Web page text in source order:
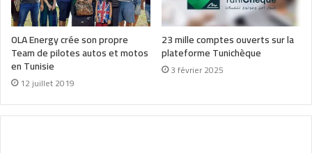
OLA Energy crée son propre
Team de pilotes autos et motos
en Tunisie
12 juillet 2019
23 mille comptes ouverts sur la
plateforme Tunichèque
3 février 2025